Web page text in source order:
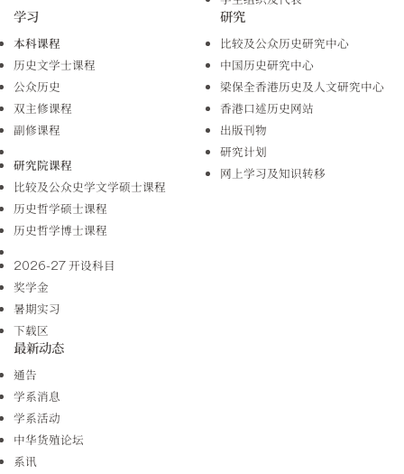
学习
本科课程
历史文学士课程
公众历史
双主修课程
副修课程
研究院课程
比较及公众史学文学硕士课程
历史哲学硕士课程
历史哲学博士课程
2026-27 开设科目
奖学金
暑期实习
下载区
研究
比较及公众历史研究中心
中国历史研究中心
梁保全香港历史及人文研究中心
香港口述历史网站
出版刊物
研究计划
网上学习及知识转移
最新动态
通告
学系消息
学系活动
中华货殖论坛
系讯